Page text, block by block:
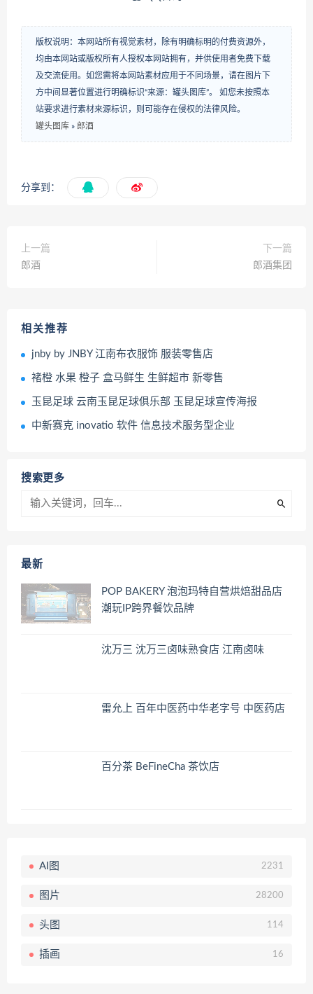
版权说明：本网站所有视觉素材，除有明确标明的付费资源外，
均由本网站或版权所有人授权本网站拥有，并供使用者免费下载
及交流使用。如您需将本网站素材应用于不同场景，请在图片下
方中间显著位置进行明确标识“来源：罐头图库”。 如您未按照本
站要求进行素材来源标识，则可能存在侵权的法律风险。
罐头图库 » 郎酒
分享到：
上一篇
郎酒
下一篇
郎酒集团
相关推荐
jnby by JNBY 江南布衣服饰 服装零售店
褚橙 水果 橙子 盒马鲜生 生鲜超市 新零售
玉昆足球 云南玉昆足球俱乐部 玉昆足球宣传海报
中新赛克 inovatio 软件 信息技术服务型企业
搜索更多
最新
POP BAKERY 泡泡玛特自营烘焙甜品店
潮玩IP跨界餐饮品牌
沈万三 沈万三卤味熟食店 江南卤味
雷允上 百年中医药中华老字号 中医药店
百分茶 BeFineCha 茶饮店
AI图 2231
图片 28200
头图 114
插画 16